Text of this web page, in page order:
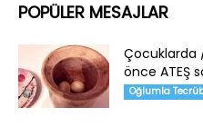
POPÜLER MESAJLAR
Çocuklarda
önce ATEŞ
Oğlumla